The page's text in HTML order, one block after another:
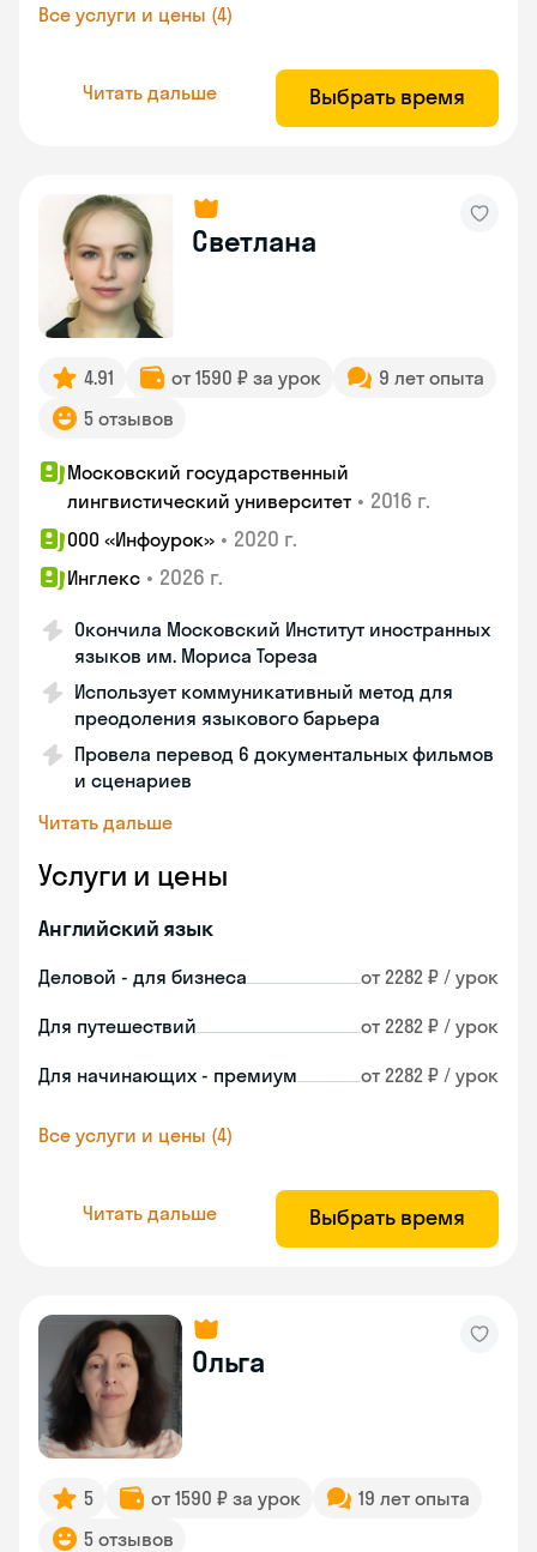
Все услуги и цены (4)
Читать дальше Выбрать время
Светлана
4.91 от 1590 ₽ за урок
9 лет опыта
5 отзывов
Московский государственный
лингвистический университет • 2016 г.
ООО «Инфоурок» • 2020 г.
Инглекс • 2026 г.
Окончила Московский Институт иностранных
языков им. Мориса Тореза
Использует коммуникативный метод для
преодоления языкового барьера
Провела перевод 6 документальных фильмов
и сценариев
Читать дальше
Услуги и цены
Английский язык
Деловой - для бизнеса от 2282 ₽ / урок
Для путешествий от 2282 ₽ / урок
Для начинающих - премиум от 2282 ₽ / урок
Все услуги и цены (4)
Читать дальше Выбрать время
Ольга
5 от 1590 ₽ за урок
19 лет опыта
5 отзывов